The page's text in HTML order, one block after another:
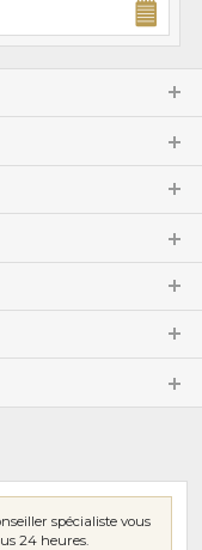
spécialiste vous
24 heures.